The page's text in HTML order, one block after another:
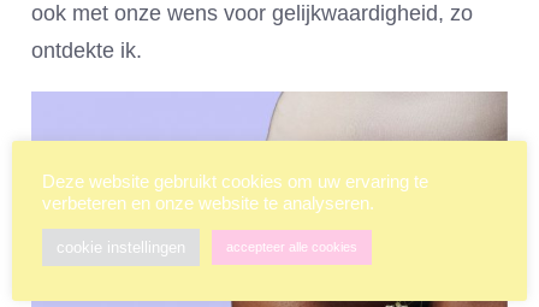
ook met onze wens voor gelijkwaardigheid, zo
ontdekte ik.
Deze website gebruikt cookies om uw ervaring te
verbeteren en onze website te analyseren.
cookie instellingen accepteer alle cookies